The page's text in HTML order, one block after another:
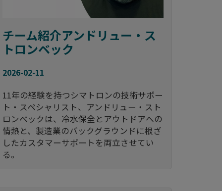
チーム紹介アンドリュー・ス
トロンベック
2026-02-11
11年の経験を持つシマトロンの技術サポー
ト・スペシャリスト、アンドリュー・スト
ロンベックは、冷水保全とアウトドアへの
情熱と、製造業のバックグラウンドに根ざ
したカスタマーサポートを両立させてい
る。